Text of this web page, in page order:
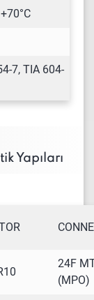
7, TIA 604-
Yapıları
24F
(MPO)